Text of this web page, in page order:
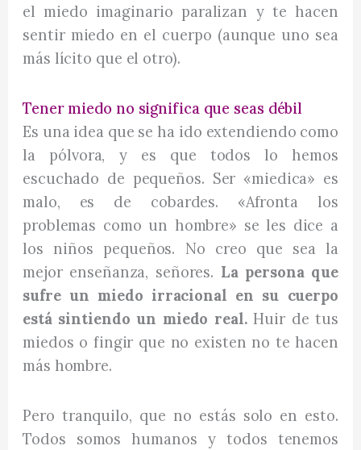
el miedo imaginario paralizan y te hacen
sentir miedo en el cuerpo (aunque uno sea
más lícito que el otro).
Tener miedo no significa que seas débil
Es una idea que se ha ido extendiendo como
la pólvora, y es que todos lo hemos
escuchado de pequeños. Ser «miedica» es
malo, es de cobardes. «Afronta los
problemas como un hombre» se les dice a
los niños pequeños. No creo que sea la
mejor enseñanza, señores. La persona que
sufre un miedo irracional en su cuerpo
está sintiendo un miedo real.Huir de tus
miedos o fingir que no existen no te hacen
más hombre.
Pero tranquilo, que no estás solo en esto.
Todos somos humanos y todos tenemos